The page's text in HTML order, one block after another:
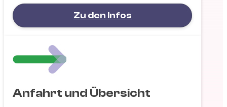
Zu den Infos
Anfahrt und Übersicht